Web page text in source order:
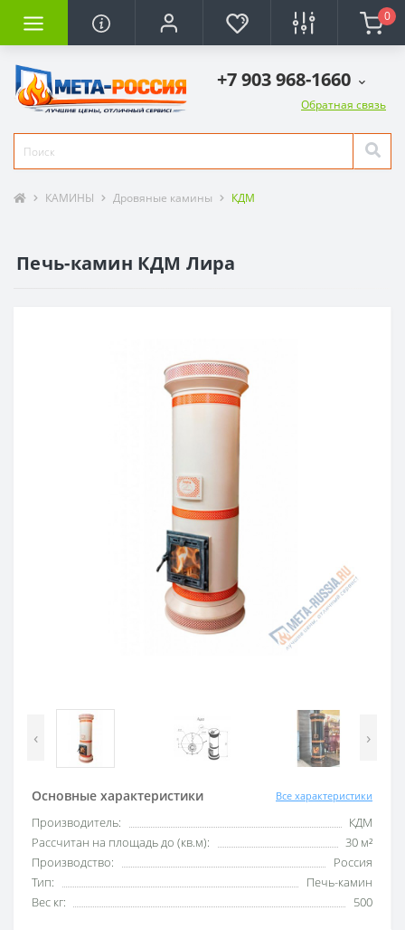
0
+7 903 968-1660
Обратная связь
КАМИНЫ Дровяные камины КДМ
Печь-камин КДМ Лира
‹ ›
Основные характеристики Все характеристики
Производитель:
КДМ
Рассчитан на площадь до (кв.м):
30 м²
Производство:
Россия
Тип:
Печь-камин
Вес кг:
500